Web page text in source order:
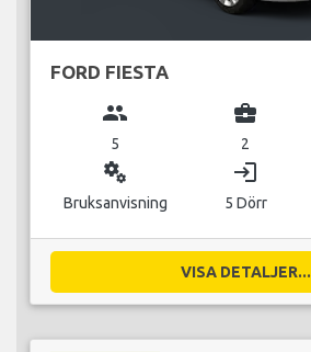
FORD FIESTA
group
5
business_center
2
miscellaneous_services
Bruksanvisning
login
5 Dörr
VISA DETALJER...